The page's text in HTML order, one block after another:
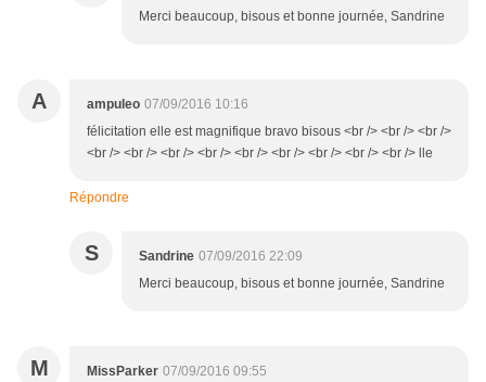
Merci beaucoup, bisous et bonne journée, Sandrine
A ampuleo 07/09/2016 10:16
félicitation elle est magnifique bravo bisous <br /> <br /> <br />
<br /> <br /> <br /> <br /> <br /> <br /> <br /> <br /> <br /> lle
Répondre
S Sandrine 07/09/2016 22:09
Merci beaucoup, bisous et bonne journée, Sandrine
M MissParker 07/09/2016 09:55